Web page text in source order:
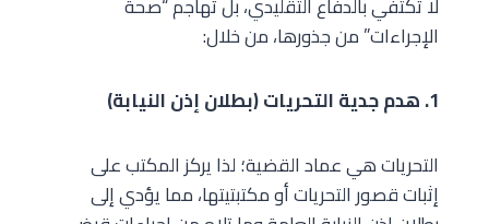
لا تكتفي بالدفاع التقليدي، بل تهاجم “صحة
الإجراءات” من جذورها، من خلال:
1. هدم جدية التحريات (بطلان إذن النيابة)
التحريات هي عماد القضية؛ لذا يركز المكتب على
إثبات قصور التحريات أو مكتبتيتها، مما يؤدي إلى